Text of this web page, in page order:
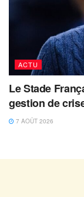
ACTU
Le Stade
gestion de
7 AOÛT 2026